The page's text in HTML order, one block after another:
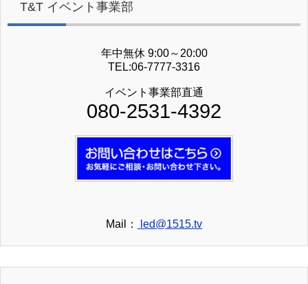
T&T イベント事業部
年中無休 9:00～20:00
TEL:06-7777-3316
イベント事業部直通
080-2531-4392
Mail： led@1515.tv